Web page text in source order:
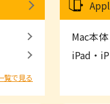
覧で見る
Mac本体
iPad・